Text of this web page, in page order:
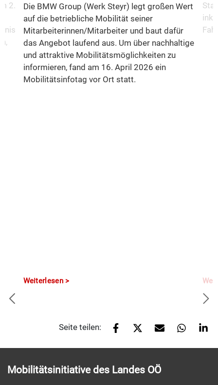
2.
Die BMW Group (Werk Steyr) legt großen Wert
auf die betriebliche Mobilität seiner
Mitarbeiterinnen/Mitarbeiter und baut dafür
das Angebot laufend aus. Um über nachhaltige
und attraktive Mobilitätsmöglichkeiten zu
informieren, fand am 16. April 2026 ein
Mobilitätsinfotag vor Ort statt.
Weiterlesen
Seite teilen:
Mobilitätsinitiative des Landes OÖ